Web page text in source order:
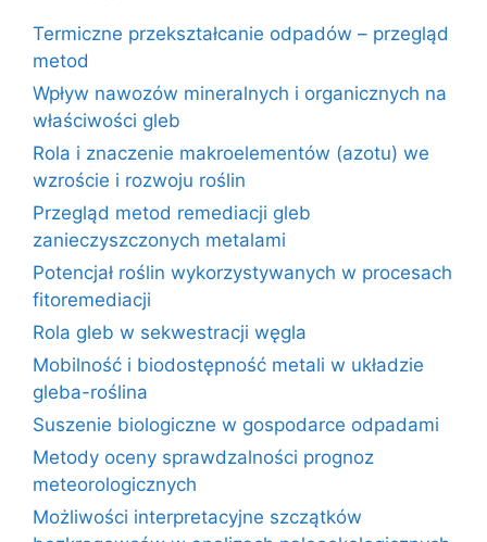
Termiczne przekształcanie odpadów – przegląd
metod
Wpływ nawozów mineralnych i organicznych na
właściwości gleb
Rola i znaczenie makroelementów (azotu) we
wzroście i rozwoju roślin
Przegląd metod remediacji gleb
zanieczyszczonych metalami
Potencjał roślin wykorzystywanych w procesach
fitoremediacji
Rola gleb w sekwestracji węgla
Mobilność i biodostępność metali w układzie
gleba-roślina
Suszenie biologiczne w gospodarce odpadami
Metody oceny sprawdzalności prognoz
meteorologicznych
Możliwości interpretacyjne szczątków